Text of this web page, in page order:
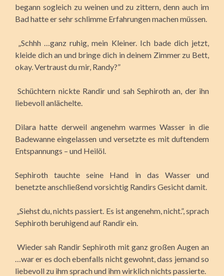
begann sogleich zu weinen und zu zittern, denn auch im
Bad hatte er sehr schlimme Erfahrungen machen müssen.
„Schhh …ganz ruhig, mein Kleiner. Ich bade dich jetzt,
kleide dich an und bringe dich in deinem Zimmer zu Bett,
okay. Vertraust du mir, Randy?”
Schüchtern nickte Randir und sah Sephiroth an, der ihn
liebevoll anlächelte.
Dilara hatte derweil angenehm warmes Wasser in die
Badewanne eingelassen und versetzte es mit duftendem
Entspannungs – und Heilöl.
Sephiroth tauchte seine Hand in das Wasser und
benetzte anschließend vorsichtig Randirs Gesicht damit.
„Siehst du, nichts passiert. Es ist angenehm, nicht.”, sprach
Sephiroth beruhigend auf Randir ein.
Wieder sah Randir Sephiroth mit ganz großen Augen an
…war er es doch ebenfalls nicht gewohnt, dass jemand so
liebevoll zu ihm sprach und ihm wirklich nichts passierte.